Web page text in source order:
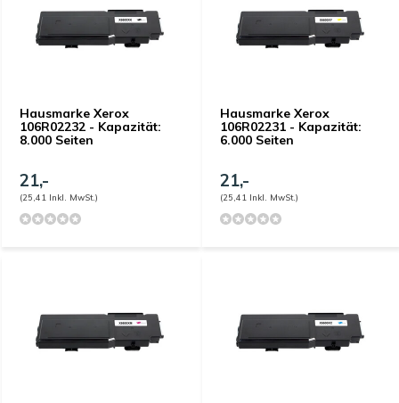
Hausmarke Xerox
106R02232 - Kapazität:
8.000 Seiten
21,-
(25,41 Inkl. MwSt.)
Hausmarke Xerox
106R02231 - Kapazität:
6.000 Seiten
21,-
(25,41 Inkl. MwSt.)